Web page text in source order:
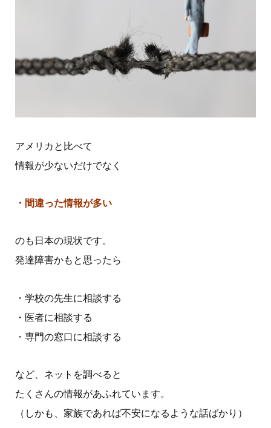
アメリカと比べて
情報が少ないだけでなく
・間違った情報が多い
のも日本の現状です。
発達障害かもと思ったら
・学校の先生に相談する
・医者に相談する
・専門の窓口に相談する
など、ネットを調べると
たくさんの情報があふれています。
（しかも、家族であれば不安になるような話ばかり）